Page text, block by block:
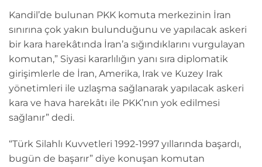
Kandil’de bulunan PKK komuta merkezinin İran
sınırına çok yakın bulunduğunu ve yapılacak askeri
bir kara harekâtında İran’a sığındıklarını vurgulayan
komutan,” Siyasi kararlılığın yanı sıra diplomatik
girişimlerle de İran, Amerika, Irak ve Kuzey Irak
yönetimleri ile uzlaşma sağlanarak yapılacak askeri
kara ve hava harekâtı ile PKK’nın yok edilmesi
sağlanır” dedi.
“Türk Silahlı Kuvvetleri 1992-1997 yıllarında başardı,
bugün de başarır” diye konuşan komutan